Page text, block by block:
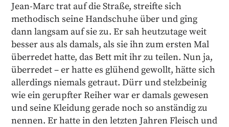
Jean-Marc trat auf die Straße, streifte sich
methodisch seine Handschuhe über und ging
dann langsam auf sie zu. Er sah heutzutage weit
besser aus als damals, als sie ihn zum ersten Mal
überredet hatte, das Bett mit ihr zu teilen. Nun ja,
überredet – er hatte es glühend gewollt, hätte sich
allerdings niemals getraut. Dürr und stelzbeinig
wie ein gerupfter Reiher war er damals gewesen
und seine Kleidung gerade noch so anständig zu
nennen. Er hatte in den letzten Jahren Fleisch und